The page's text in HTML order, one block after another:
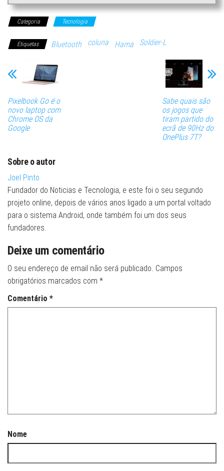
Categoria Tecnologia
Etiquetas Bluetooth coluna Hama Soldier-L
Pixelbook Go é o
novo laptop com
Chrome OS da
Google
Sabe quais são
os jogos que
tiram partido do
ecrã de 90Hz do
OnePlus 7T?
Sobre o autor
Joel Pinto
Fundador do Noticias e Tecnologia, e este foi o seu segundo
projeto online, depois de vários anos ligado a um portal voltado
para o sistema Android, onde também foi um dos seus
fundadores.
Deixe um comentário
O seu endereço de email não será publicado. Campos
obrigatórios marcados com *
Comentário *
Nome